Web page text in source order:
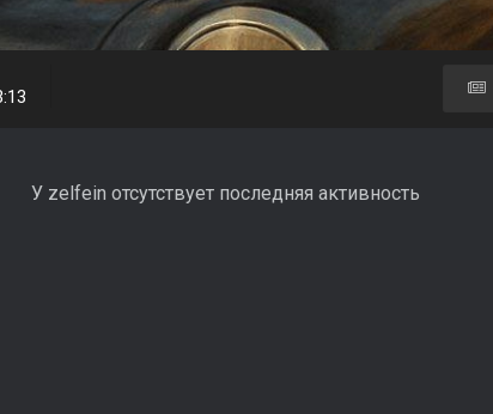
У zelfein отсутствует последняя активность